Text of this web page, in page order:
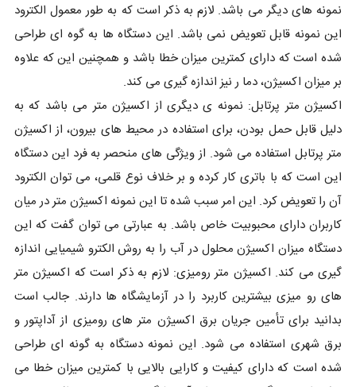
نمونه های دیگر می باشد. لازم به ذکر است که به طور معمول الکترود
این نمونه قابل تعویض نمی باشد. این دستگاه ها به گوه ای طراحی
شده است که دارای کمترین میزان خطا باشد و همچنین این که علاوه
بر میزان اکسیژن، دما ر نیز اندازه گیری می کند.
اکسیژن متر پرتابل: نمونه ی دیگری از اکسیژن متر می باشد که به
دلیل قابل حمل بودن، برای استفاده در محیط های بیرون، از اکسیژن
متر پرتابل استفاده می شود. از ویژگی های منحصر به فرد این دستگاه
این است که با باتری کار کرده و بر خلاف نوع قلمی، می توان الکترود
آن را تعویض کرد. این امر سبب شده تا این نمونه اکسیژن متر در میان
کاربران دارای محبوبیت خاص باشد. به عبارتی می توان گفت که این
دستگاه میزان اکسیژن محلول در آب را به روش الکترو شیمیایی اندازه
گیری می کند. اکسیژن متر رومیزی: لازم به ذکر است که اکسیژن متر
های رو میزی بیشترین کاربرد را در آزمایشگاه ها دارند. جالب است
بدانید برای تأمین جریان برق اکسیژن متر های رومیزی از آداپتور و
برق شهری استفاده می شود. این نمونه دستگاه به گونه ای طراحی
شده است که دارای کیفیت و کارایی بالایی با کمترین میزان خطا می